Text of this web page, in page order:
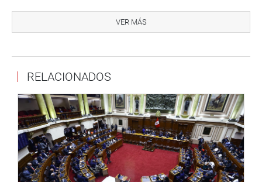
que el Consejo Ejecutivo del Poder Judicial informe
semestralmente a la Junta Nacional de Justicia la
actúe conforme a sus atribuciones, además debe de
implementar los programas de especialización en justicia
de género para los magistrados y demás funcionarios
judiciales de los órganos jurisdiccionales, que se designe
al amparo de lo dispuesto en el artículo 1 de la presente
ley.
VER MÁS
RELACIONADOS